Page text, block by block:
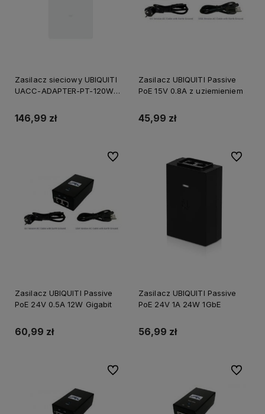
Zasilacz sieciowy UBIQUITI
UACC-ADAPTER-PT-120W
146,99 zł
Zasilacz UBIQUITI Passive
PoE 15V 0.8A z uziemieniem
45,99 zł
Zasilacz UBIQUITI Passive
PoE 24V 0.5A 12W Gigabit
60,99 zł
Do ulubionych
Zasilacz UBIQUITI Passive
PoE 24V 1A 24W 1GbE
56,99 zł
Do
Do ulubionych Do